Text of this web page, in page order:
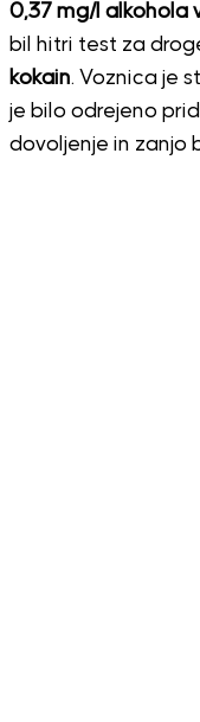
0,37 mg/l alkohola
bil hitri test za
kokain. Voznica je
je bilo odrejeno
dovoljenje in zanjo